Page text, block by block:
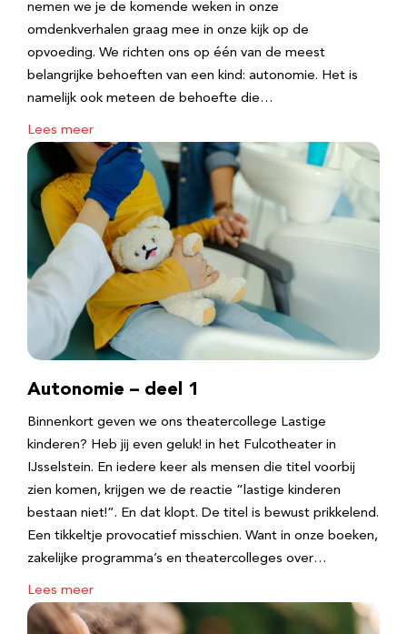
nemen we je de komende weken in onze
omdenkverhalen graag mee in onze kijk op de
opvoeding. We richten ons op één van de meest
belangrijke behoeften van een kind: autonomie. Het is
namelijk ook meteen de behoefte die…
Lees meer
Autonomie – deel 1
Binnenkort geven we ons theatercollege Lastige
kinderen? Heb jij even geluk! in het Fulcotheater in
IJsselstein. En iedere keer als mensen die titel voorbij
zien komen, krijgen we de reactie “lastige kinderen
bestaan niet!”. En dat klopt. De titel is bewust prikkelend.
Een tikkeltje provocatief misschien. Want in onze boeken,
zakelijke programma’s en theatercolleges over…
Lees meer